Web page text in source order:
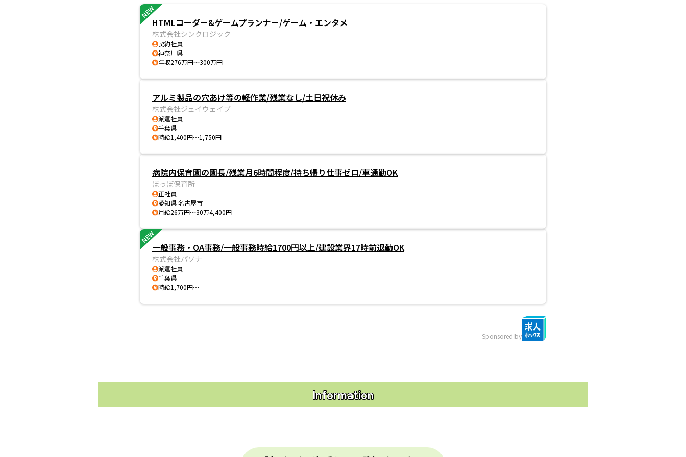
NEW
HTMLコーダー&ゲームプランナー/ゲーム・エンタメ
株式会社シンクロジック
契約社員
神奈川県
年収276万円～300万円
アルミ製品の穴あけ等の軽作業/残業なし/土日祝休み
株式会社ジェイウェイブ
派遣社員
千葉県
時給1,400円～1,750円
病院内保育園の園長/残業月6時間程度/持ち帰り仕事ゼロ/車通勤OK
ぽっぽ保育所
正社員
愛知県 名古屋市
月給26万円～30万4,400円
NEW
一般事務・OA事務/一般事務時給1700円以上/建設業界17時前退勤OK
株式会社パソナ
派遣社員
千葉県
時給1,700円～
Sponsored by
Information